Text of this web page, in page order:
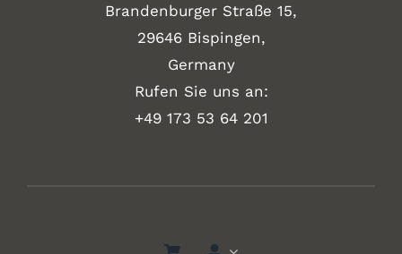
Brandenburger Straße 15,
29646 Bispingen,
Germany
Rufen Sie uns an:
+49 173 53 64 201